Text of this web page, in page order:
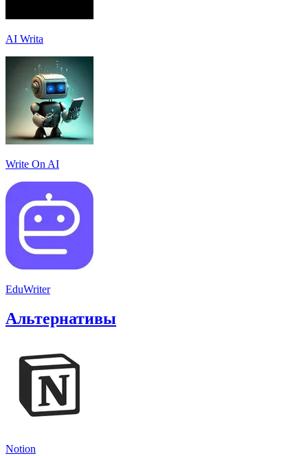
AI Writa
Write On AI
EduWriter
Альтернативы
Notion